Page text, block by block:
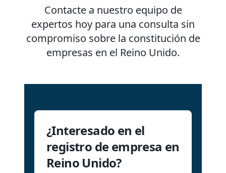
Contacte a nuestro equipo de
expertos hoy para una consulta sin
compromiso sobre la constitución de
empresas en el Reino Unido.
¿Interesado en el
registro de empresa en
Reino Unido?